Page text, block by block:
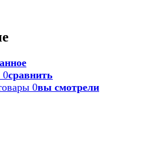
0сравнить
0вы смотрели